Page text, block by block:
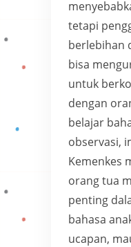
tetapi
berlebihan
bisa
untuk
dengan
belajar
observasi,
Kemenkes
orang tua
penting
bahasa
ucapan,